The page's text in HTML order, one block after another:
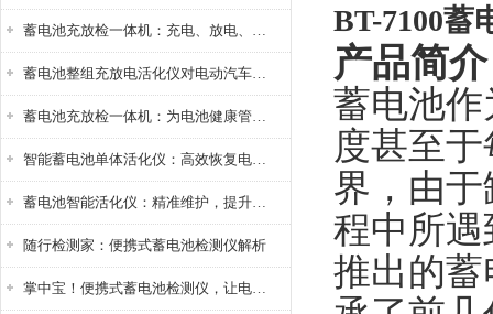
蓄电池充放检一体机：充电、放电、检测三功能集成设备
蓄电池整组充放电活化仪对电动汽车电池有帮助吗？
蓄电池充放检一体机：为电池健康管理提供一站式解决方案
智能蓄电池单体活化仪：高效恢复电池性能，延长蓄电池使用寿命
蓄电池智能活化仪：精准维护，提升电池健康状态
随行检测家：便携式蓄电池检测仪解析
掌中宝！便携式蓄电池检测仪，让电池检测变得简单又快捷！
BT-7100蓄
产品简
蓄电池
度甚至
界，由
程中所
推出的蓄